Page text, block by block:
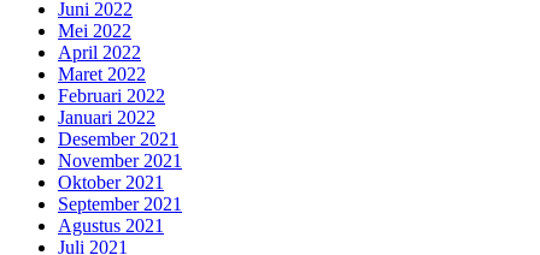
Juni 2022
Mei 2022
April 2022
Maret 2022
Februari 2022
Januari 2022
Desember 2021
November 2021
Oktober 2021
September 2021
Agustus 2021
Juli 2021